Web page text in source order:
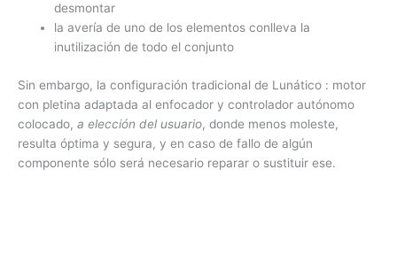
desmontar
la avería de uno de los elementos conlleva la
inutilización de todo el conjunto
Sin embargo, la configuración tradicional de Lunático : motor
con pletina adaptada al enfocador y controlador autónomo
colocado, a elección del usuario, donde menos moleste,
resulta óptima y segura, y en caso de fallo de algún
componente sólo será necesario reparar o sustituir ese.